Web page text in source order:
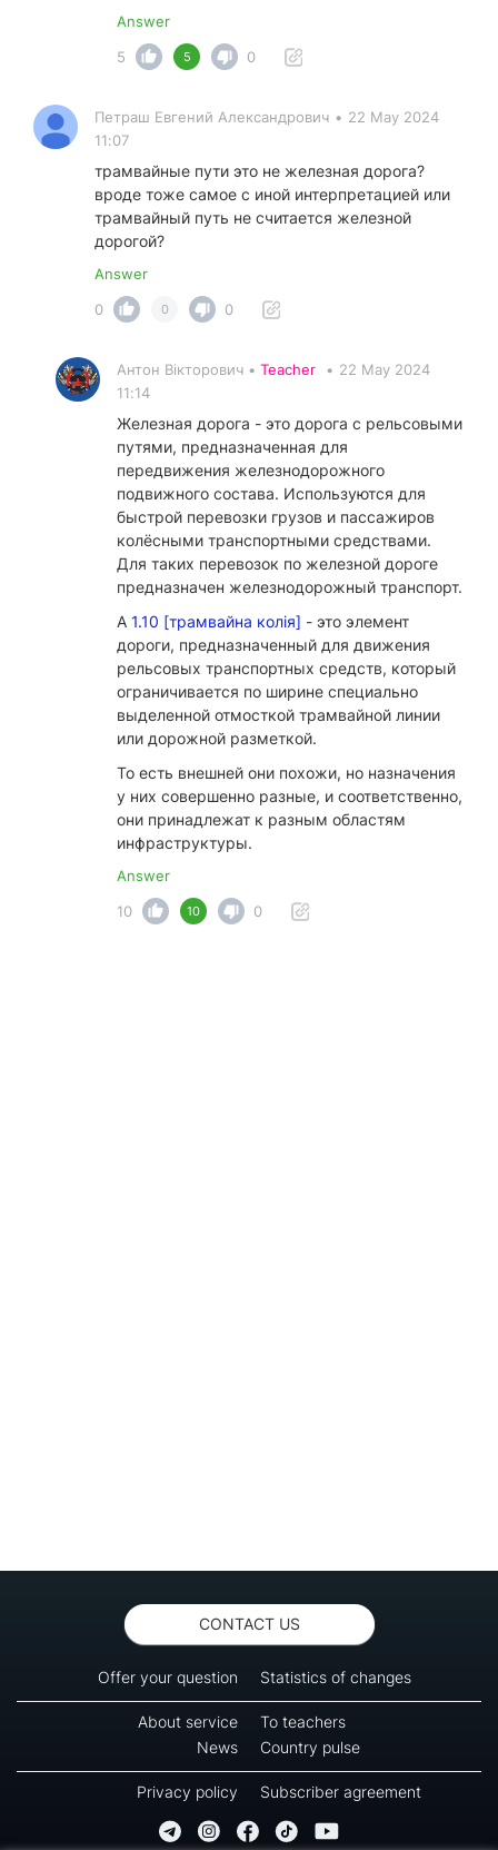
Answer
5
5 0
Петраш Евгений Александрович • 22 May 2024
11:07
трамвайные пути это не железная дорога?
вроде тоже самое с иной интерпретацией или
трамвайный путь не считается железной
дорогой?
Answer
0
0 0
Антон Вікторович • Teacher • 22 May 2024
11:14
Железная дорога - это дорога с рельсовыми
путями, предназначенная для
передвижения железнодорожного
подвижного состава. Используются для
быстрой перевозки грузов и пассажиров
колёсными транспортными средствами.
Для таких перевозок по железной дороге
предназначен железнодорожный транспорт.
А 1.10 [трамвайна колія] - это элемент
дороги, предназначенный для движения
рельсовых транспортных средств, который
ограничивается по ширине специально
выделенной отмосткой трамвайной линии
или дорожной разметкой.
То есть внешней они похожи, но назначения
у них совершенно разные, и соответственно,
они принадлежат к разным областям
инфраструктуры.
Answer
10
10 0
CONTACT US
Offer your question Statistics of changes
About service
To teachers
News
Country pulse
Privacy policy Subscriber agreement